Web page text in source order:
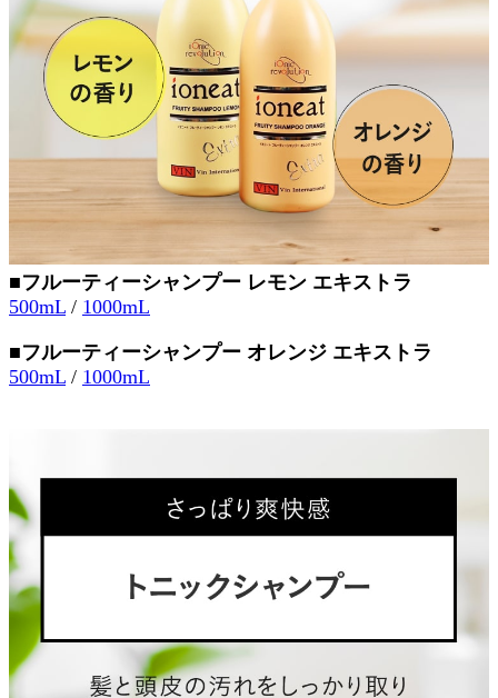
■フルーティーシャンプー レモン エキストラ
500mL / 1000mL
■フルーティーシャンプー オレンジ エキストラ
500mL / 1000mL